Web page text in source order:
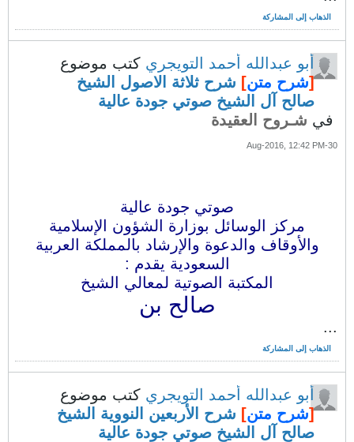
الذهاب إلى المشاركة
أبو عبدالله أحمد التويجري كتب موضوع
[شرح متن] شرح ثلاثة الاصول الشيخ
صالح آل الشيخ صوتي جودة عالية
في شـروح العقيدة
30-Aug-2016, 12:42 PM
صوتي جودة عالية
مركز الوسائل بوزارة الشؤون الإسلامية
والأوقاف والدعوة والإرشاد بالمملكة العربية
السعودية يقدم :
المكتبة الصوتية لمعالي الشيخ
صالح بن
...
الذهاب إلى المشاركة
أبو عبدالله أحمد التويجري كتب موضوع
[شرح متن] شرح الأربعين النووية الشيخ
صالح آل الشيخ صوتي جودة عالية